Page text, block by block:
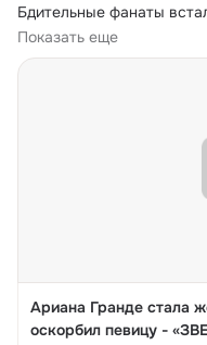
Бдительные фанаты
последнее...
Показать еще
Ариана Гранде стала
оскорбил певицу -